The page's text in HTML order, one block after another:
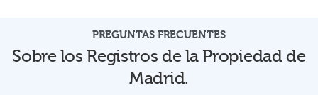
PREGUNTAS FRECUENTES
Sobre los Registros de la Propiedad de
Madrid.